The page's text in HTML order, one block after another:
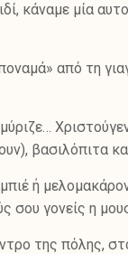
κάναμε μία
από τη
βασιλόπιτα
ή
σου γονείς η
της πόλης,